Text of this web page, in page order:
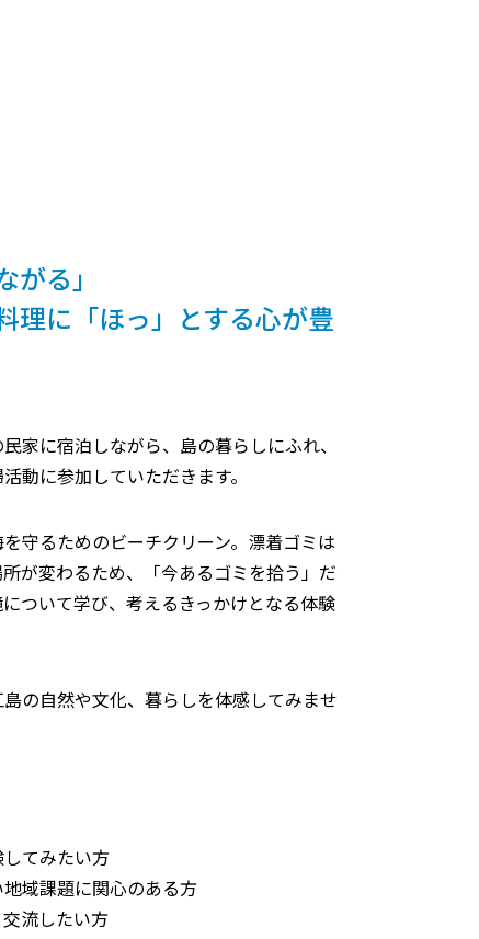
がる」
理に「ほっ」とする心が豊
家に宿泊しながら、島の暮らしにふれ、
動に参加していただきます。
守るためのビーチクリーン。漂着ゴミは
が変わるため、「今あるゴミを拾う」だ
ついて学び、考えるきっかけとなる体験
の自然や文化、暮らしを体感してみませ
してみたい方
域課題に関心のある方
流したい方